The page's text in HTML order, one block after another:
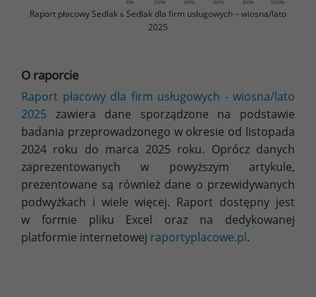
Raport płacowy Sedlak & Sedlak dla firm usługowych – wiosna/lato
2025
O raporcie
Raport płacowy dla firm usługowych - wiosna/lato
2025 zawiera dane sporządzone na podstawie
badania przeprowadzonego w okresie od listopada
2024 roku do marca 2025 roku. Oprócz danych
zaprezentowanych w powyższym artykule,
prezentowane są również dane o przewidywanych
podwyżkach i wiele więcej. Raport dostępny jest
w formie pliku Excel oraz na dedykowanej
platformie internetowej raportyplacowe.pl.